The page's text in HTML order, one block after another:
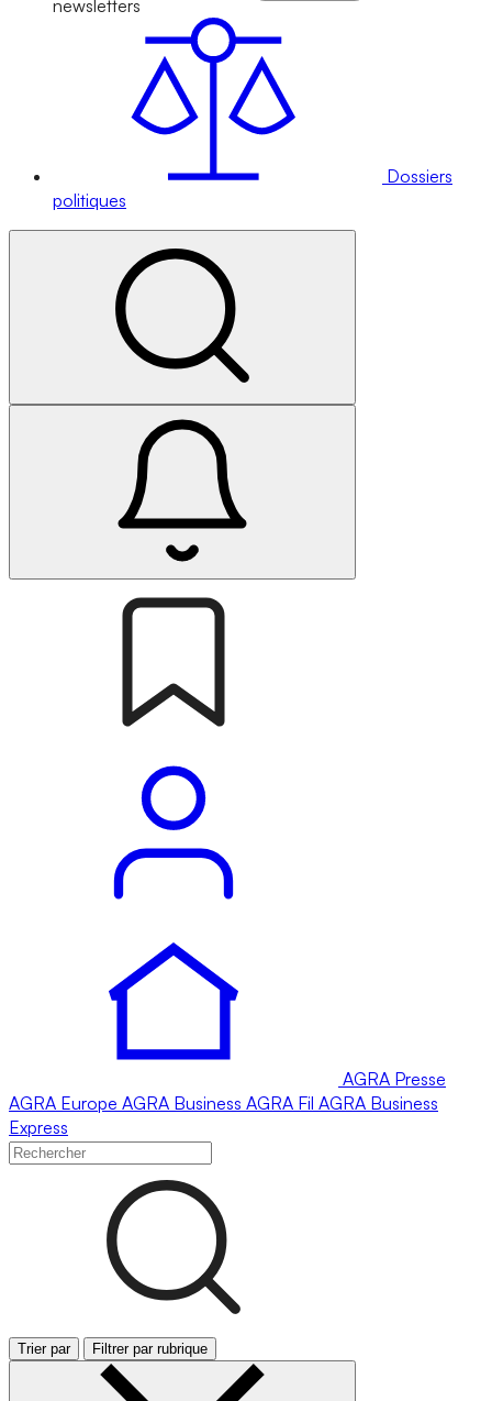
newsletters
Dossiers
politiques
AGRA Presse
AGRA Europe AGRA Business AGRA Fil AGRA Business
Express
Trier par Filtrer par rubrique